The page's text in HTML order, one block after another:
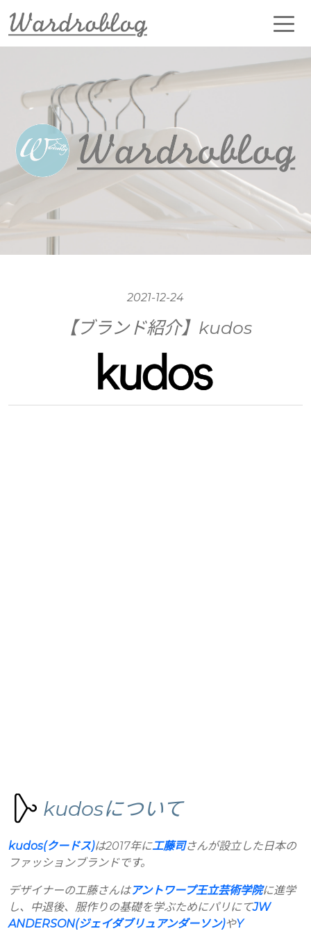
2021-12-24
【ブランド紹介】kudos
kudosについて
kudos(クードス)は2017年に工藤司さんが設立した日本の
ファッションブランドです。
デザイナーの工藤さんはアントワープ王立芸術学院に進学
し、中退後、服作りの基礎を学ぶためにパリにてJW
ANDERSON(ジェイダブリュアンダーソン)やY